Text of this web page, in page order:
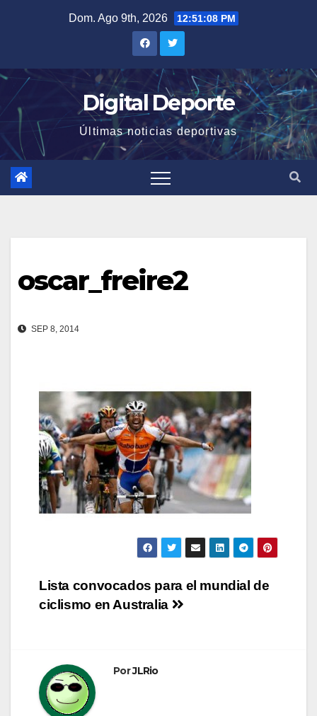
Dom. Ago 9th, 2026 12:51:09 PM
Digital Deporte
Últimas noticias deportivas
oscar_freire2
SEP 8, 2014
Navegación
Lista convocados para el mundial de
ciclismo en Australia
PorJLRio